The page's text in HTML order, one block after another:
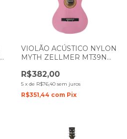
VIOLÃO ACÚSTICO NYLON
MYTH ZELLMER MT39N
R$382,00
5 x de R$76,40 sem juros
R$351,44 com Pix